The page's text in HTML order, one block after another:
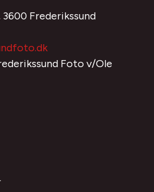
Frederikssund
Foto v/Ole